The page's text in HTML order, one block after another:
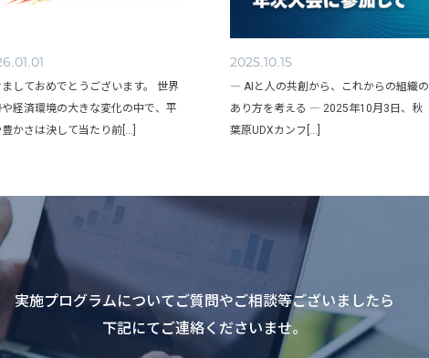
しておめでとうございます。 世界
経済環境の大きな変化の中で、平
かさは決して当たり前[...]
2025.10.15
― AIと人の共創から、これからの組織の
あり方を考える ― 2025年10月3日、秋
葉原UDXカンフ[...]
実施プログラムについてご質問やご相談等ございましたら
下記にてご連絡くださいませ。